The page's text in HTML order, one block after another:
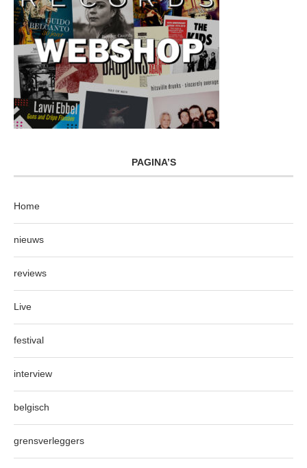
PAGINA’S
Home
nieuws
reviews
Live
festival
interview
belgisch
grensverleggers